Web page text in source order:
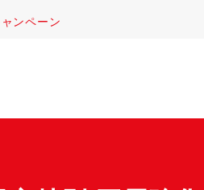
ンペーン